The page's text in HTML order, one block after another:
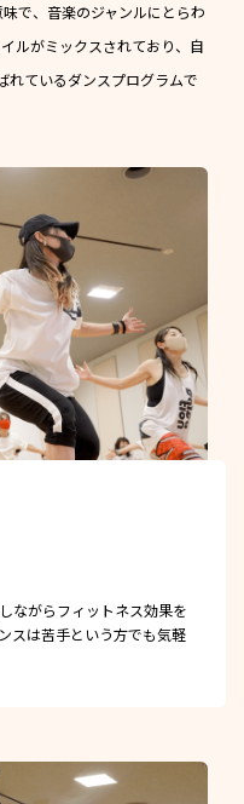
で、音楽のジャンルにとらわ
ルがミックスされており、 自
れているダンスプログラムで
ながらフィットネス効果を
スは苦手という方でも気軽